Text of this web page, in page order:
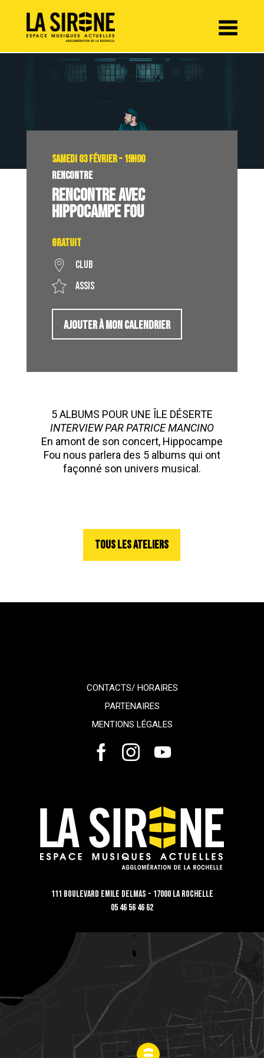
SAMEDI 03 FÉVRIER – 19H00
RENCONTRE
RENCONTRE AVEC
HIPPOCAMPE FOU
Gratuit
Club
Assis
AJOUTER À MON CALENDRIER
5 ALBUMS POUR UNE ÎLE DÉSERTE
INTERVIEW PAR PATRICE MANCINO
En amont de son concert, Hippocampe
Fou nous parlera des 5 albums qui ont
façonné son univers musical.
TOUS LES ATELIERS
CONTACTS/ HORAIRES
PARTENAIRES
MENTIONS LÉGALES
111 Boulevard Emile Delmas - 17000 La Rochelle
05 46 56 46 62